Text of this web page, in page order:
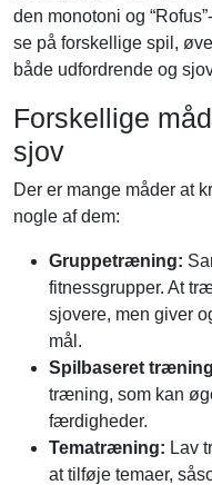
den monotoni og
se på forskellige spil,
både udfordrende og
Forskellige
sjov
Der er mange måder at
nogle af dem:
Gruppetræning:
fitnessgrupper. At
sjovere, men giver
mål.
Spilbaseret
træning, som kan
færdigheder.
Tematræning: Lav
at tilføje temaer,